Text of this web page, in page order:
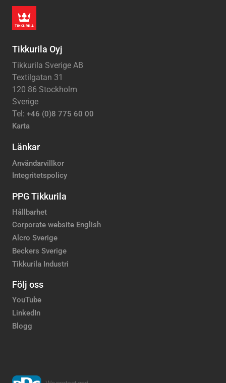
Tikkurila Oyj
Tikkurila Sverige AB
Textilgatan 31
120 86 Stockholm
Sverige
Tel: +46 (0)8 775 60 00
Karta
Länkar
Användarvillkor
Integritetspolicy
PPG Tikkurila
Hållbarhet
Corporate website English
Alcro Sverige
Beckers Sverige
Tikkurila Industri
Följ oss
YouTube
LinkedIn
Blogg